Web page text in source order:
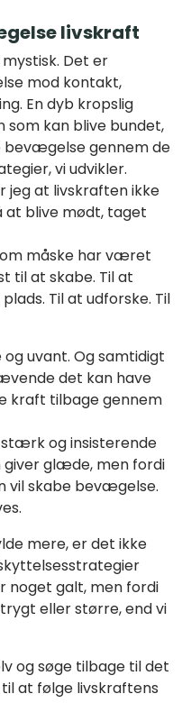
livskraft
Det er
mod kontakt,
En dyb kropslig
som kan blive bundet,
bevægelse gennem de
vi udvikler.
jeg at livskraften ikke
at blive mødt, taget
måske har været
til at skabe. Til at
Til at udforske. Til
uvant. Og samtidigt
det kan have
kraft tilbage gennem
og insisterende
giver glæde, men fordi
vil skabe bevægelse.
mere, er det ikke
noget galt, men fordi
eller større, end vi
og søge tilbage til det
at følge livskraftens